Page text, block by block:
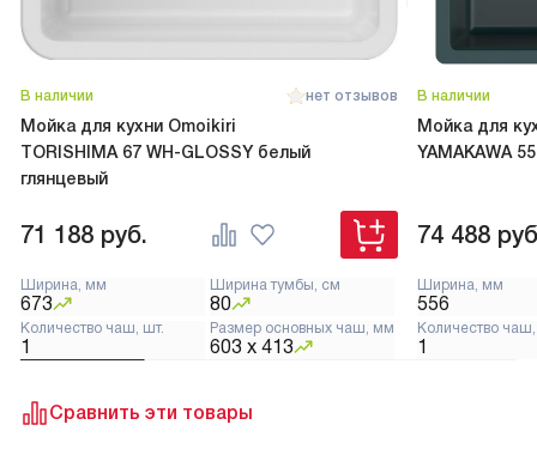
Сравнить эти товары
В наличии нет отзывов
Мойка для кухни Omoikiri
TORISHIMA 67 WH-GLOSSY белый
глянцевый
71 188 руб.
Ширина, мм
673
Ширина тумбы, см
80
Количество чаш, шт.
1
Размер основных чаш, мм
603 х 413
В наличии
Мойка для
YAMAKAWA
74 488
Ширина, мм
556
Количество
1